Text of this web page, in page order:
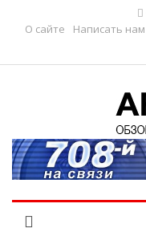
О сайте
Написать нам